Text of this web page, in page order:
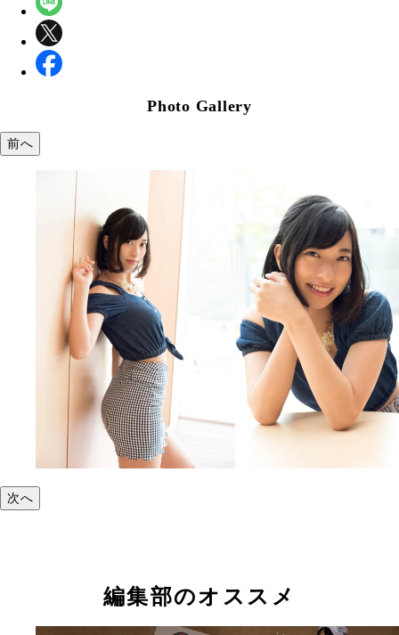
Photo Gallery
前へ
次へ
編集部のオススメ